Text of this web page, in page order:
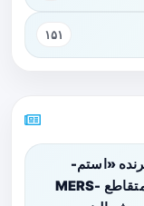
۱۵۱
«استم-
هلکس» برای خنثی‌سازی متقاطع MERS-